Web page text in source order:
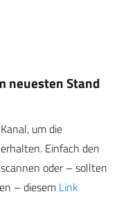
neuesten Stand
um die
Einfach den
oder – sollten
– diesem Link